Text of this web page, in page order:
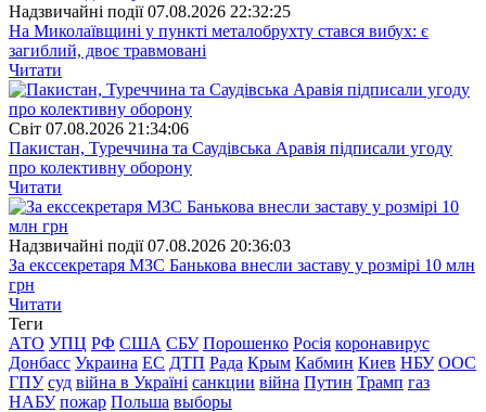
Надзвичайні події 07.08.2026 22:32:25
На Миколаївщині у пункті металобрухту стався вибух: є
загиблий, двоє травмовані
Читати
Свiт 07.08.2026 21:34:06
Пакистан, Туреччина та Саудівська Аравія підписали угоду
про колективну оборону
Читати
Надзвичайні події 07.08.2026 20:36:03
За екссекретаря МЗС Банькова внесли заставу у розмірі 10 млн
грн
Читати
Теги
АТО УПЦ РФ США СБУ Порошенко Росія коронавирус
Донбасс Украина ЕС ДТП Рада Крым Кабмин Киев НБУ ООС
ГПУ суд війна в Україні санкции війна Путин Трамп газ
НАБУ пожар Польша выборы